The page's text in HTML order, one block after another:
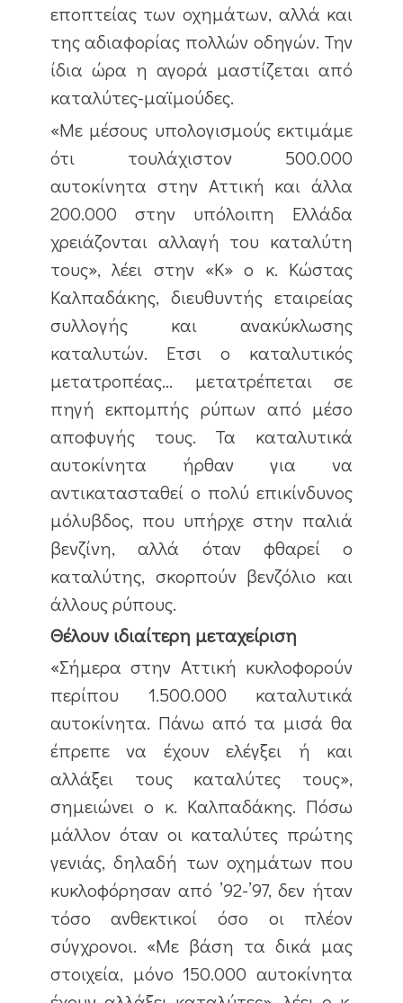
εποπτείας των οχημάτων, αλλά και
της αδιαφορίας πολλών οδηγών. Την
ίδια ώρα η αγορά μαστίζεται από
καταλύτες-μαϊμούδες.
«Με μέσους υπολογισμούς εκτιμάμε
ότι τουλάχιστον 500.000
αυτοκίνητα στην Αττική και άλλα
200.000 στην υπόλοιπη Ελλάδα
χρειάζονται αλλαγή του καταλύτη
τους», λέει στην «Κ» ο κ. Κώστας
Καλπαδάκης, διευθυντής εταιρείας
συλλογής και ανακύκλωσης
καταλυτών. Ετσι ο καταλυτικός
μετατροπέας… μετατρέπεται σε
πηγή εκπομπής ρύπων από μέσο
αποφυγής τους. Τα καταλυτικά
αυτοκίνητα ήρθαν για να
αντικατασταθεί ο πολύ επικίνδυνος
μόλυβδος, που υπήρχε στην παλιά
βενζίνη, αλλά όταν φθαρεί ο
καταλύτης, σκορπούν βενζόλιο και
άλλους ρύπους.
Θέλουν ιδιαίτερη μεταχείριση
«Σήμερα στην Αττική κυκλοφορούν
περίπου 1.500.000 καταλυτικά
αυτοκίνητα. Πάνω από τα μισά θα
έπρεπε να έχουν ελέγξει ή και
αλλάξει τους καταλύτες τους»,
σημειώνει ο κ. Καλπαδάκης. Πόσω
μάλλον όταν οι καταλύτες πρώτης
γενιάς, δηλαδή των οχημάτων που
κυκλοφόρησαν από ’92-’97, δεν ήταν
τόσο ανθεκτικοί όσο οι πλέον
σύγχρονοι. «Με βάση τα δικά μας
στοιχεία, μόνο 150.000 αυτοκίνητα